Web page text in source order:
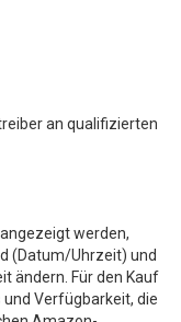
an qualifizierten
werden,
(Datum/Uhrzeit) und
ändern. Für den Kauf
Verfügbarkeit, die